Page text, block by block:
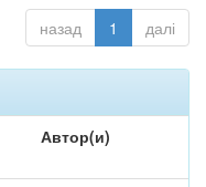
назад 1 далі
Автор(и)